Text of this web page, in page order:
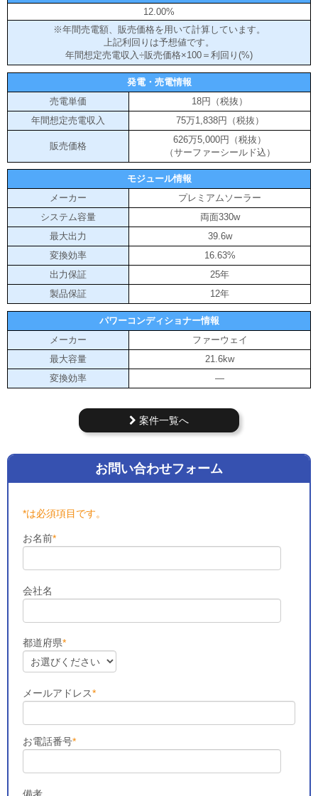
12.00%
※年間売電額、販売価格を用いて計算しています。
上記利回りは予想値です。
年間想定売電収入÷販売価格×100＝利回り(%)
発電・売電情報
売電単価
18円（税抜）
年間想定売電収入
75万1,838円（税抜）
販売価格
626万5,000円（税抜）
（サーファーシールド込）
モジュール情報
メーカー
プレミアムソーラー
システム容量
両面330w
最大出力
39.6w
変換効率
16.63%
出力保証
25年
製品保証
12年
パワーコンディショナー情報
メーカー
ファーウェイ
最大容量
21.6kw
変換効率
―
案件一覧へ
お問い合わせフォーム
*は必須項目です。
お名前*
会社名
都道府県*
メールアドレス*
お電話番号*